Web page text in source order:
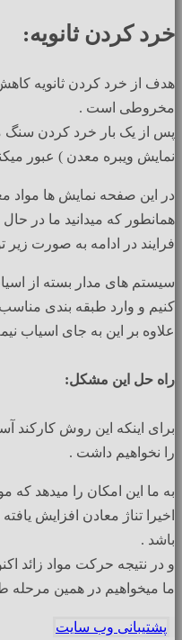
خرد کردن ثانویه:
هدف از خرد کردن ثانویه
مخروطی است .
پس از یک بار خرد کردن
نمایش ویبره معدن ) عبور
در این صفحه نمایش ها مواد
همانطور که میدانید ما در
فرایند در ادامه به صورت
سیستم های مدار بسته از
کنیم و وارد طبقه بندی
علاوه بر این به جای اسیاب
راه حل این مشکل:
برای اینکه این روش کارکند
را نخواهیم داشت .
به ما این امکان را میدهد که
اخیرا تناژ معادن افزایش
باشد .
و در نتیجه حرکت مواد زائد
ما میخواهیم در همین
پشتیبانی وب سایت